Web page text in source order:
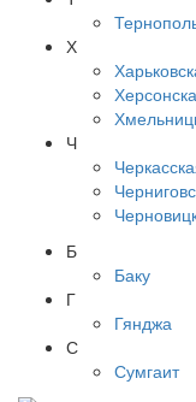
Х
Ч
Б
Баку
Г
Гянджа
С
Сумгаит